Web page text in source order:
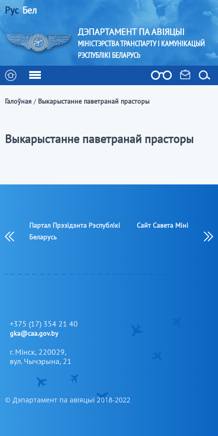
Рус Бел
ДЭПАРТАМЕНТ ПА АВІЯЦЫІ
МІНІСТЭРСТВА ТРАНСПАРТУ І КАМУНІКАЦЫЙ
РЭСПУБЛІКІ БЕЛАРУСЬ
Галоўная / Выкарыстанне паветранай прасторы
Выкарыстанне паветранай прасторы
Партал Прэзідэнта Рэспублікі
Беларусь
Сайт Савета Міністраў РБ
+375 (17) 354 21 40
gka@caa.gov.by
г. Мінск, 220029,
вул. Чычэрына, 21
© Дэпартамент па авіяцыі 2018-2022